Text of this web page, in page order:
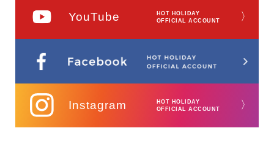
YouTube
HOT HOLIDAY
OFFICIAL ACCOUNT
〉
Instagram
HOT HOLIDAY
OFFICIAL ACCOUNT
〉